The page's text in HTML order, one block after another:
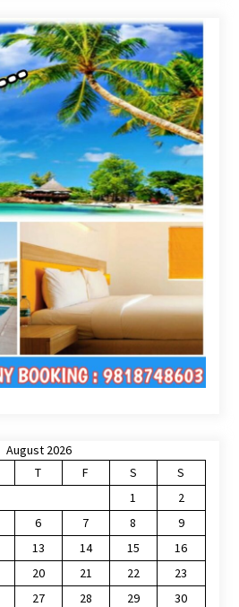
August 2026
T F S
S
1
2
6 7 8
9
13 14 15
16
20 21 22
23
27 28 29
30